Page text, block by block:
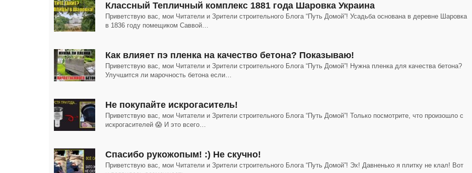
Классный Тепличный комплекс 1881 года Шаровка Украина
Приветствую вас, мои Читатели и Зрители строительного Блога “Путь Домой”! Усадьба основана в деревне Шаровка
в 1836 году помещиком Саввой…
Как влияет пэ пленка на качество бетона? Показываю!
Приветствую вас, мои Читатели и Зрители строительного Блога “Путь Домой”! Нужна пленка для качества бетона?
Улучшится ли марочность бетона если…
Не покупайте искрогаситель!
Приветствую вас, мои Читатели и Зрители строительного Блога “Путь Домой”! Только посмотрите, что произошло с
искрогасителей 😱 И это всего…
Спасибо рукожопым! :) Не скучно!
Приветствую вас, мои Читатели и Зрители строительного Блога “Путь Домой”! Эх! Давненько я плитку не клал! Вот